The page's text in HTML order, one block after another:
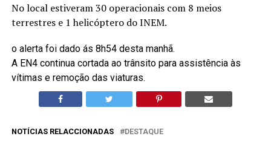
No local estiveram 30 operacionais com 8 meios
terrestres e 1 helicóptero do INEM.
o alerta foi dado ás 8h54 desta manhã.
A EN4 continua cortada ao trânsito para assistência às
vítimas e remoção das viaturas.
NOTÍCIAS RELACCIONADAS DESTAQUE